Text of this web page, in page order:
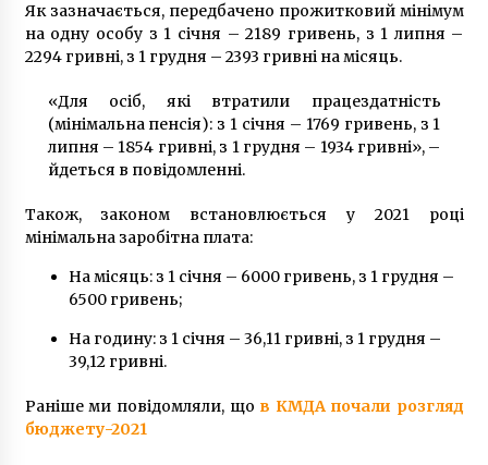
Як зазначається, передбачено прожитковий мінімум
на одну особу з 1 січня – 2189 гривень, з 1 липня –
2294 гривні, з 1 грудня – 2393 гривні на місяць.
«Для осіб, які втратили працездатність
(мінімальна пенсія): з 1 січня – 1769 гривень, з 1
липня – 1854 гривні, з 1 грудня – 1934 гривні», –
йдеться в повідомленні.
Також, законом встановлюється у 2021 році
мінімальна заробітна плата:
На місяць: з 1 січня – 6000 гривень, з 1 грудня –
6500 гривень;
На годину: з 1 січня – 36,11 гривні, з 1 грудня –
39,12 гривні.
Раніше ми повідомляли, що в КМДА почали розгляд
бюджету-2021